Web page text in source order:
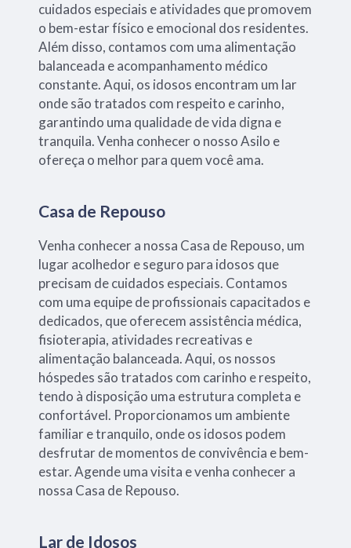
cuidados especiais e atividades que promovem
o bem-estar físico e emocional dos residentes.
Além disso, contamos com uma alimentação
balanceada e acompanhamento médico
constante. Aqui, os idosos encontram um lar
onde são tratados com respeito e carinho,
garantindo uma qualidade de vida digna e
tranquila. Venha conhecer o nosso Asilo e
ofereça o melhor para quem você ama.
Casa de Repouso
Venha conhecer a nossa Casa de Repouso, um
lugar acolhedor e seguro para idosos que
precisam de cuidados especiais. Contamos
com uma equipe de profissionais capacitados e
dedicados, que oferecem assistência médica,
fisioterapia, atividades recreativas e
alimentação balanceada. Aqui, os nossos
hóspedes são tratados com carinho e respeito,
tendo à disposição uma estrutura completa e
confortável. Proporcionamos um ambiente
familiar e tranquilo, onde os idosos podem
desfrutar de momentos de convivência e bem-
estar. Agende uma visita e venha conhecer a
nossa Casa de Repouso.
Lar de Idosos